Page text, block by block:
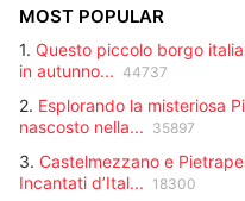
MOST POPULAR
1. Questo piccolo borgo
in autunno... 44737
2. Esplorando la misteriosa
nascosto nella... 35897
3. Castelmezzano e
Incantati d’Ital... 18300